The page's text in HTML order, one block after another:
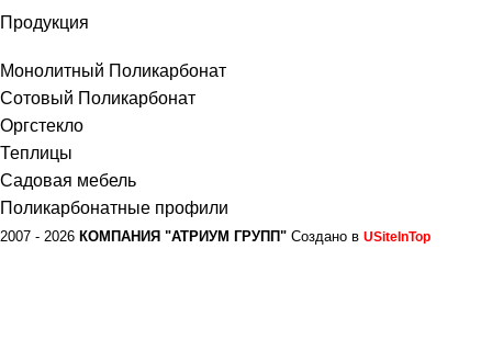
Продукция
Монолитный Поликарбонат
Сотовый Поликарбонат
Оргстекло
Теплицы
Садовая мебель
Поликарбонатные профили
2007 - 2026 КОМПАНИЯ "АТРИУМ ГРУПП" Создано в USiteInTop